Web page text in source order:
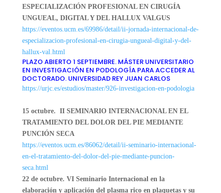
ESPECIALIZACIÓN PROFESIONAL EN CIRUGÍA
UNGUEAL, DIGITAL Y DEL HALLUX VALGUS
https://eventos.ucm.es/69986/detail/ii-jornada-internacional-de-
especializacion-profesional-en-cirugia-ungueal-digital-y-del-
hallux-val.html
PLAZO ABIERTO 1 SEPTIEMBRE. MÁSTER UNIVERSITARIO
EN INVESTIGACIÓN EN PODOLOGÍA PARA ACCEDER AL
DOCTORADO. UNIVERSIDAD REY JUAN CARLOS
https://urjc.es/estudios/master/926-investigacion-en-podologia
15 octubre. II SEMINARIO INTERNACIONAL EN EL
TRATAMIENTO DEL DOLOR DEL PIE MEDIANTE
PUNCIÓN SECA
https://eventos.ucm.es/86062/detail/ii-seminario-internacional-
en-el-tratamiento-del-dolor-del-pie-mediante-puncion-
seca.html
22 de octubre. VI Seminario Internacional en la
elaboración y aplicación del plasma rico en plaquetas y su